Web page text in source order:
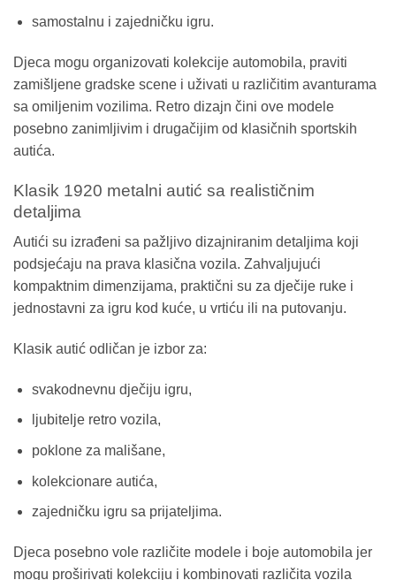
samostalnu i zajedničku igru.
Djeca mogu organizovati kolekcije automobila, praviti
zamišljene gradske scene i uživati u različitim avanturama
sa omiljenim vozilima. Retro dizajn čini ove modele
posebno zanimljivim i drugačijim od klasičnih sportskih
autića.
Klasik 1920 metalni autić sa realističnim
detaljima
Autići su izrađeni sa pažljivo dizajniranim detaljima koji
podsjećaju na prava klasična vozila. Zahvaljujući
kompaktnim dimenzijama, praktični su za dječije ruke i
jednostavni za igru kod kuće, u vrtiću ili na putovanju.
Klasik autić odličan je izbor za:
svakodnevnu dječiju igru,
ljubitelje retro vozila,
poklone za mališane,
kolekcionare autića,
zajedničku igru sa prijateljima.
Djeca posebno vole različite modele i boje automobila jer
mogu proširivati kolekciju i kombinovati različita vozila